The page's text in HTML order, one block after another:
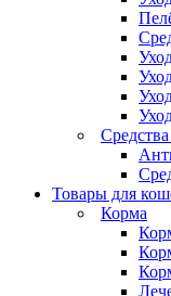
Товары для
Корма